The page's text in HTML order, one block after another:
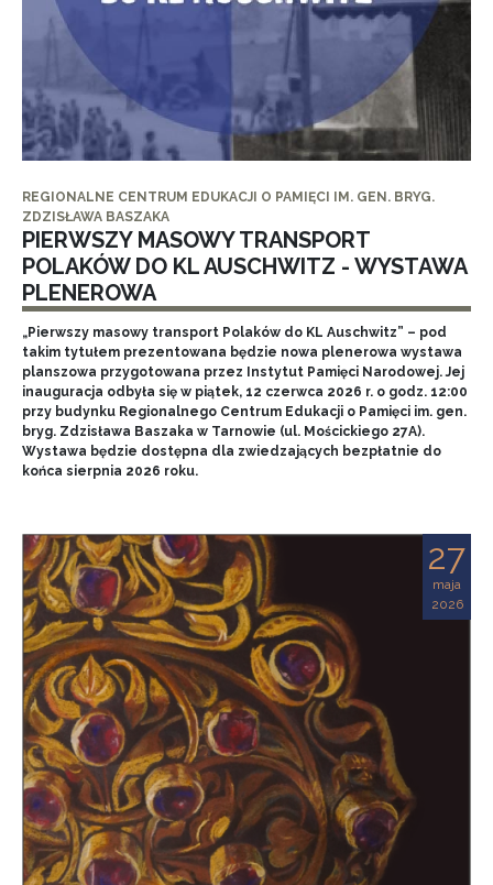
REGIONALNE CENTRUM EDUKACJI O PAMIĘCI IM. GEN. BRYG.
ZDZISŁAWA BASZAKA
PIERWSZY MASOWY TRANSPORT
POLAKÓW DO KL AUSCHWITZ - WYSTAWA
PLENEROWA
„Pierwszy masowy transport Polaków do KL Auschwitz” – pod
takim tytułem prezentowana będzie nowa plenerowa wystawa
planszowa przygotowana przez Instytut Pamięci Narodowej. Jej
inauguracja odbyła się w piątek, 12 czerwca 2026 r. o godz. 12:00
przy budynku Regionalnego Centrum Edukacji o Pamięci im. gen.
bryg. Zdzisława Baszaka w Tarnowie (ul. Mościckiego 27A).
Wystawa będzie dostępna dla zwiedzających bezpłatnie do
końca sierpnia 2026 roku.
27
maja
2026